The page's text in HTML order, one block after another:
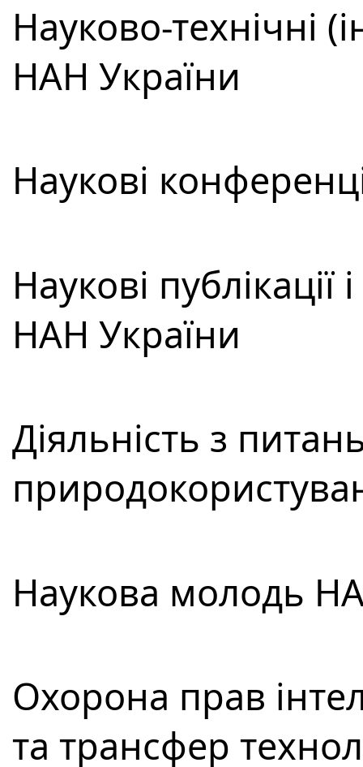
Науково-технічні
НАН України
Наукові
Наукові
НАН України
Діяльність з
Наукова молодь
Охорона прав
та трансфер